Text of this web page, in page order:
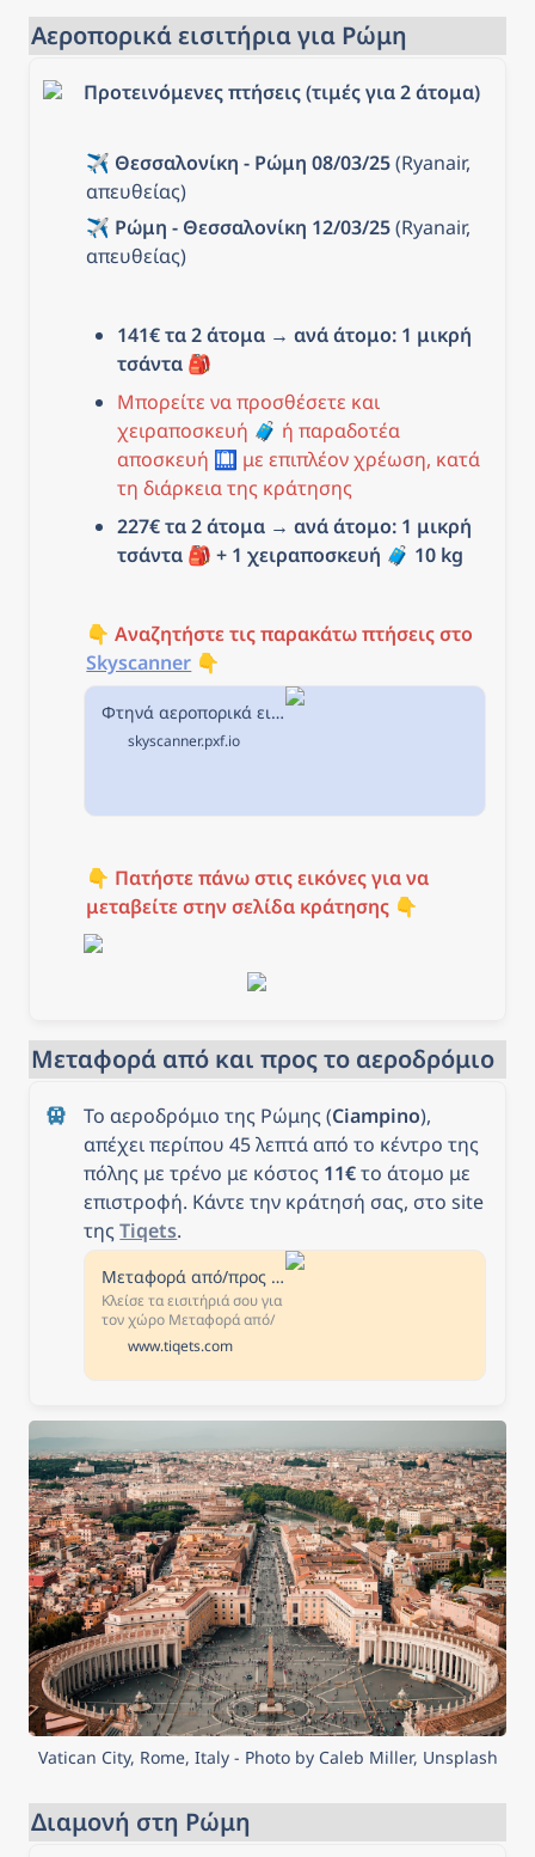
Αεροπορικά εισιτήρια για Ρώμη
Προτεινόμενες πτήσεις (τιμές για 2 άτομα)
✈️ Θεσσαλονίκη - Ρώμη 08/03/25 (Ryanair,
απευθείας)
✈️ Ρώμη - Θεσσαλονίκη 12/03/25 (Ryanair,
απευθείας)
141€ τα 2 άτομα → ανά άτομο: 1 μικρή
τσάντα 🎒
Μπορείτε να προσθέσετε και
χειραποσκευή 🧳 ή παραδοτέα
αποσκευή 🛄 με επιπλέον χρέωση, κατά
τη διάρκεια της κράτησης
227€ τα 2 άτομα → ανά άτομο: 1 μικρή
τσάντα 🎒 + 1 χειραποσκευή 🧳 10 kg
👇 Αναζητήστε τις παρακάτω πτήσεις στο
Skyscanner 👇
Φτηνά αεροπορικά εισιτήρια από Θεσσαλονίκη προς Ρώμη στην Skyscanner
skyscanner.pxf.io
👇 Πατήστε πάνω στις εικόνες για να
μεταβείτε στην σελίδα κράτησης 👇
Μεταφορά από και προς το αεροδρόμιο
Το αεροδρόμιο της Ρώμης (Ciampino),
απέχει περίπου 45 λεπτά από το κέντρο της
πόλης με τρένο με κόστος 11€ το άτομο με
επιστροφή. Κάντε την κράτησή σας, στο site
της Tiqets.
Μεταφορά από/προς το αεροδρόμιο Ρώμη (Ciampino)
Κλείσε τα εισιτήριά σου για
τον χώρο Μεταφορά από/
προς το αεροδρόμιο Ρώμη
(Ciampino) διαδικτυακά.
Διάβασε εμπειρίες άλλων
χώρο Μεταφορά από/προς
το αεροδρόμιο Ρώμη
(Ciampino)
www.tiqets.com
Vatican City, Rome, Italy - Photo by Caleb Miller, Unsplash
Διαμονή στη Ρώμη